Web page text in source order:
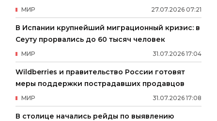
27.07.2026 07:21
МИР
В Испании крупнейший миграционный кризис: в
Сеуту прорвались до 60 тысяч человек
31.07.2026 17:04
МИР
Wildberries и правительство России готовят
меры поддержки пострадавших продавцов
31.07.2026 17:08
МИР
В столице начались рейды по выявлению